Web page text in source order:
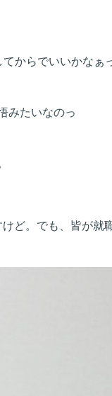
からでいいかなぁ
みたいなのっ
ど。でも、皆が就